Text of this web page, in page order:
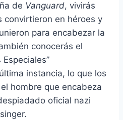
de Vanguard, vivirás
convirtieron en héroes y
para encabezar la
conocerás el
instancia, lo que los
hombre que encabeza
oficial nazi